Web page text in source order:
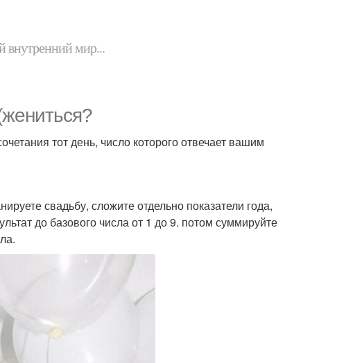
внутренний мир...
тот день, число которого отвечает вашим
свадьбу, сложите отдельно показатели года,
до базового числа от 1 до 9. потом суммируйте